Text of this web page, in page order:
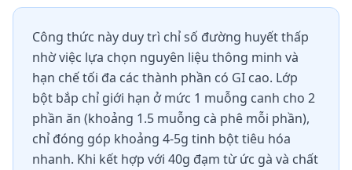
Công thức này duy trì chỉ số đường huyết thấp
nhờ việc lựa chọn nguyên liệu thông minh và
hạn chế tối đa các thành phần có GI cao. Lớp
bột bắp chỉ giới hạn ở mức 1 muỗng canh cho 2
phần ăn (khoảng 1.5 muỗng cà phê mỗi phần),
chỉ đóng góp khoảng 4-5g tinh bột tiêu hóa
nhanh. Khi kết hợp với 40g đạm từ ức gà và chất